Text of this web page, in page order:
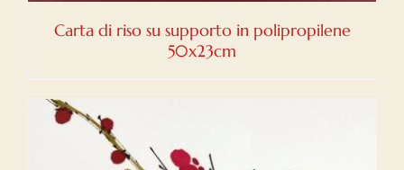
Carta di riso su supporto in polipropilene
50x23cm